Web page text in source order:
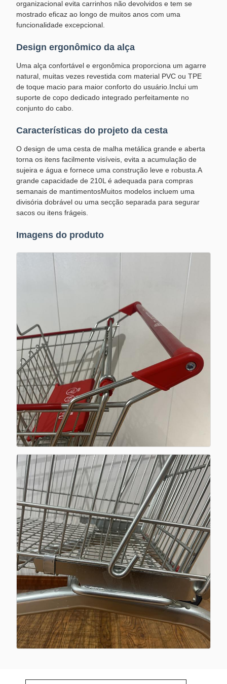
organizacional evita carrinhos não devolvidos e tem se
mostrado eficaz ao longo de muitos anos com uma
funcionalidade excepcional.
Design ergonômico da alça
Uma alça confortável e ergonômica proporciona um agarre
natural, muitas vezes revestida com material PVC ou TPE
de toque macio para maior conforto do usuário.Inclui um
suporte de copo dedicado integrado perfeitamente no
conjunto do cabo.
Características do projeto da cesta
O design de uma cesta de malha metálica grande e aberta
torna os itens facilmente visíveis, evita a acumulação de
sujeira e água e fornece uma construção leve e robusta.A
grande capacidade de 210L é adequada para compras
semanais de mantimentosMuitos modelos incluem uma
divisória dobrável ou uma secção separada para segurar
sacos ou itens frágeis.
Imagens do produto